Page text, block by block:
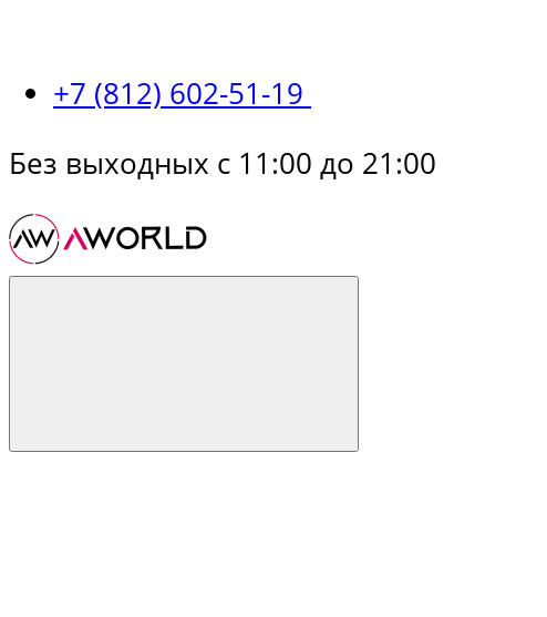
+7 (812) 602-51-19
Без выходных с 11:00 до 21:00